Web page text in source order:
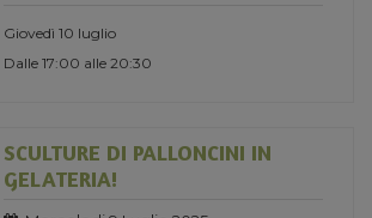
Giovedì 10 luglio
Dalle 17:00 alle 20:30
SCULTURE DI PALLONCINI IN
GELATERIA!